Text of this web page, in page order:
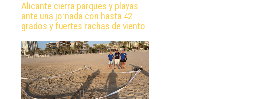
Alicante cierra parques y playas
ante una jornada con hasta 42
grados y fuertes rachas de viento